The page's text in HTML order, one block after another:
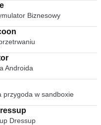
Biznesowy
Androida
przygoda w sandboxie
Dressup